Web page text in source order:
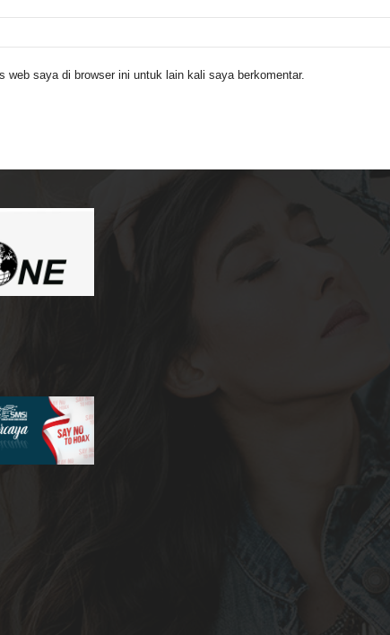
web saya di browser ini untuk lain kali saya berkomentar.